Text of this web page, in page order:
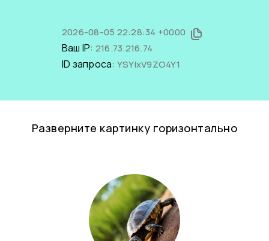
2026-08-05 22:28:34 +0000
Ваш IP: 216.73.216.74
ID запроса: YSYlxV9ZO4Y1
Разверните картинку горизонтально